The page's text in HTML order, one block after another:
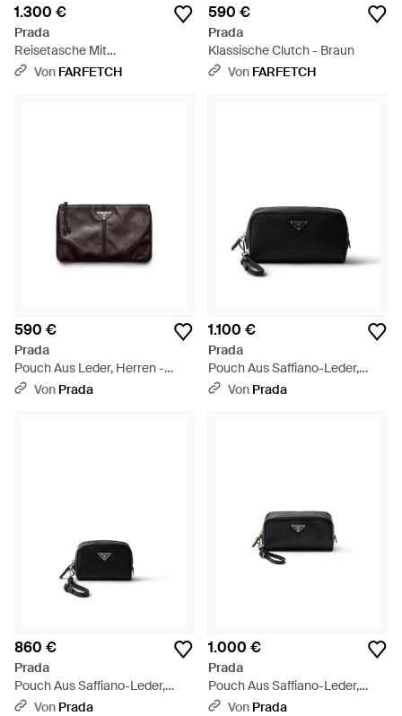
1.300 €
Prada
Reisetasche Mit
Reißverschluss - Schwarz
Von FARFETCH
590 €
Prada
Klassische Clutch - Braun
Von FARFETCH
590 €
Prada
Pouch Aus Leder, Herren -
Braun
Von Prada
1.100 €
Prada
Pouch Aus Saffiano-Leder,
Herren - Schwarz
Von Prada
860 €
Prada
Pouch Aus Saffiano-Leder,
Herren - Schwarz
Von Prada
1.000 €
Prada
Pouch Aus Saffiano-Leder,
Herren - Schwarz
Von Prada